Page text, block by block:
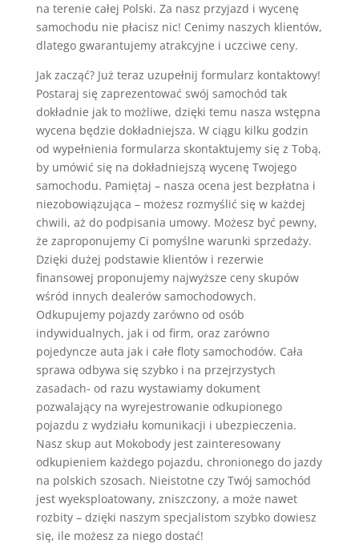
na terenie całej Polski. Za nasz przyjazd i wycenę
samochodu nie płacisz nic! Cenimy naszych klientów,
dlatego gwarantujemy atrakcyjne i uczciwe ceny.
Jak zacząć? Już teraz uzupełnij formularz kontaktowy!
Postaraj się zaprezentować swój samochód tak
dokładnie jak to możliwe, dzięki temu nasza wstępna
wycena będzie dokładniejsza. W ciągu kilku godzin
od wypełnienia formularza skontaktujemy się z Tobą,
by umówić się na dokładniejszą wycenę Twojego
samochodu. Pamiętaj – nasza ocena jest bezpłatna i
niezobowiązująca – możesz rozmyślić się w każdej
chwili, aż do podpisania umowy. Możesz być pewny,
że zaproponujemy Ci pomyślne warunki sprzedaży.
Dzięki dużej podstawie klientów i rezerwie
finansowej proponujemy najwyższe ceny skupów
wśród innych dealerów samochodowych.
Odkupujemy pojazdy zarówno od osób
indywidualnych, jak i od firm, oraz zarówno
pojedyncze auta jak i całe floty samochodów. Cała
sprawa odbywa się szybko i na przejrzystych
zasadach- od razu wystawiamy dokument
pozwalający na wyrejestrowanie odkupionego
pojazdu z wydziału komunikacji i ubezpieczenia.
Nasz skup aut Mokobody jest zainteresowany
odkupieniem każdego pojazdu, chronionego do jazdy
na polskich szosach. Nieistotne czy Twój samochód
jest wyeksploatowany, zniszczony, a może nawet
rozbity – dzięki naszym specjalistom szybko dowiesz
się, ile możesz za niego dostać!